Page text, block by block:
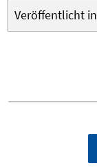
Veröffentlicht in